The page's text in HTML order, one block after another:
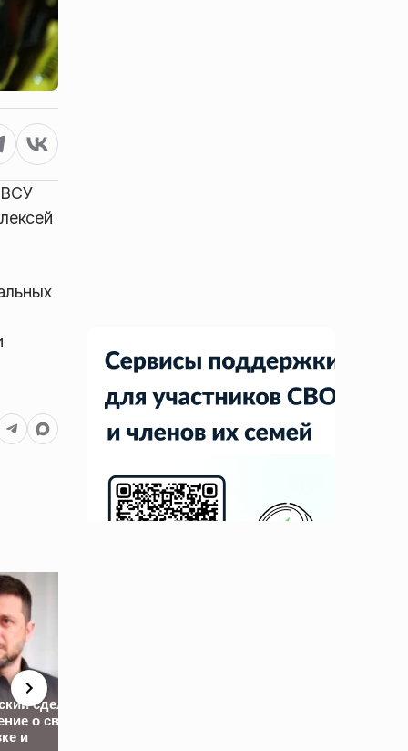
ВСУ
сделал
о своей
и